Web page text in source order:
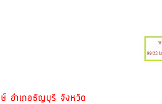
อำเภอธัญบุรี จังหวัด